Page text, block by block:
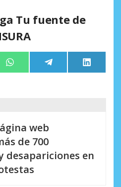
Tu fuente de
Compartir
en
WhatsApp Compartir
en
Telegram
en
LinkedIn
web
de 700
desapariciones en